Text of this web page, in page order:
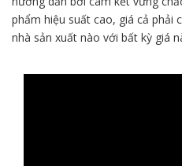
phẩm hiệu suất cao, giá cả phải
nhà sản xuất nào với bất kỳ giá